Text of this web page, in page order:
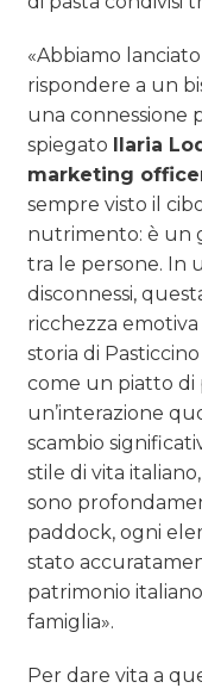
«Abbiamo
rispondere a un
una connessione
spiegato Ilaria
marketing
sempre visto il
nutrimento: è un
tra le persone. In
disconnessi,
ricchezza
storia di
come un piatto di
un’interazione
scambio
stile di vita
sono
paddock, ogni
stato
patrimonio
famiglia».
Per dare vita a